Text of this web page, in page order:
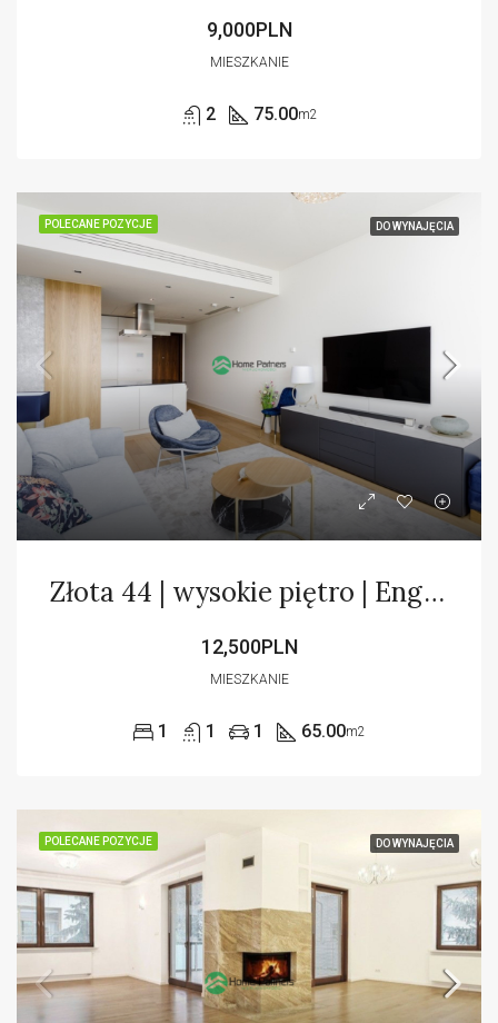
9,000PLN
MIESZKANIE
2 75.00m2
POLECANE POZYCJE DO WYNAJĘCIA
Złota 44 | wysokie piętro | English
12,500PLN
MIESZKANIE
1 1 1 65.00m2
POLECANE POZYCJE DO WYNAJĘCIA